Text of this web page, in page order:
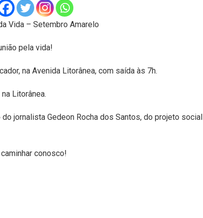
Vida – Setembro Amarelo
pela vida!
na Avenida Litorânea, com saída às 7h.
Litorânea.
jornalista Gedeon Rocha dos Santos, do projeto social
conosco!